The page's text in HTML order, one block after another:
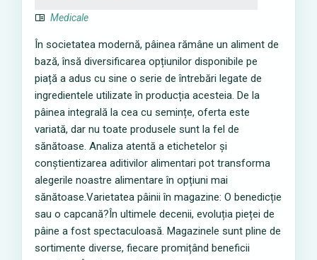
Medicale
În societatea modernă, pâinea rămâne un aliment de
bază, însă diversificarea opțiunilor disponibile pe
piață a adus cu sine o serie de întrebări legate de
ingredientele utilizate în producția acesteia. De la
pâinea integrală la cea cu semințe, oferta este
variată, dar nu toate produsele sunt la fel de
sănătoase. Analiza atentă a etichetelor și
conștientizarea aditivilor alimentari pot transforma
alegerile noastre alimentare în opțiuni mai
sănătoase.Varietatea pâinii în magazine: O benedicție
sau o capcană?În ultimele decenii, evoluția pieței de
pâine a fost spectaculoasă. Magazinele sunt pline de
sortimente diverse, fiecare promițând beneficii